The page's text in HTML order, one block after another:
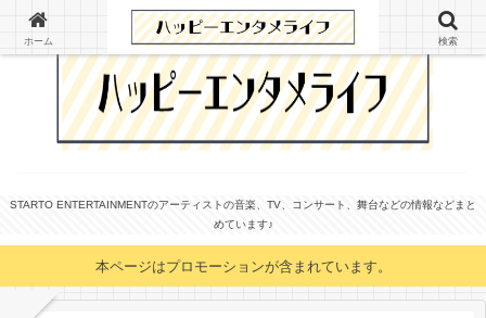
STARTO ENTERTAINMENTのアーティストの音楽、TV、コンサート、舞台などの情報などまと
めています♪
本ページはプロモーションが含まれています。
ホーム 検索